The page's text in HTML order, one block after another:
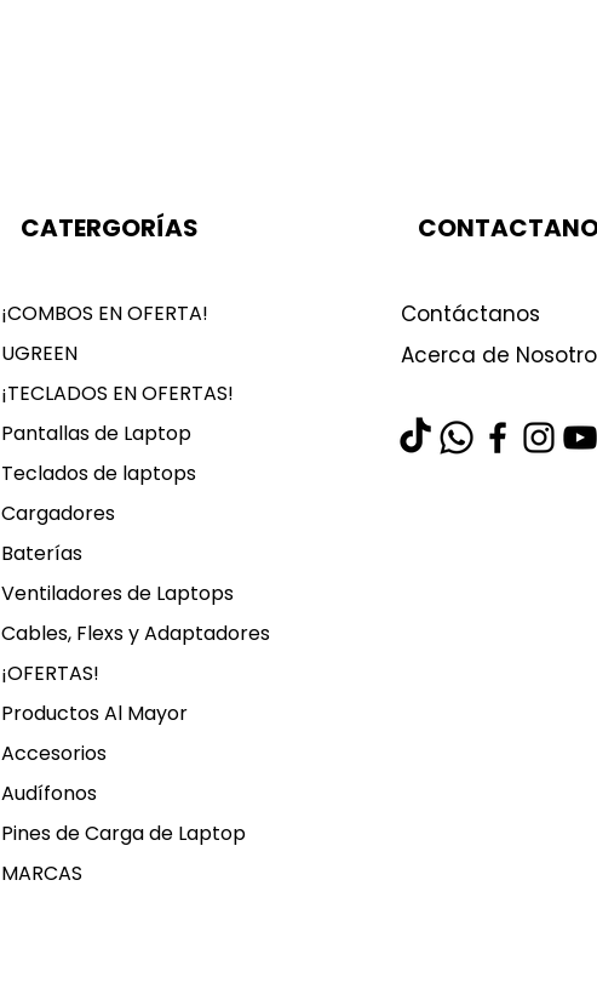
CATERGORÍAS
¡COMBOS EN OFERTA!
UGREEN
¡TECLADOS EN OFERTAS!
Pantallas de Laptop
Teclados de laptops
Cargadores
Baterías
Ventiladores de Laptops
Cables, Flexs y Adaptadores
¡OFERTAS!
Productos Al Mayor
Accesorios
Audífonos
Pines de Carga de Laptop
MARCAS
Contáctanos
Acerca de